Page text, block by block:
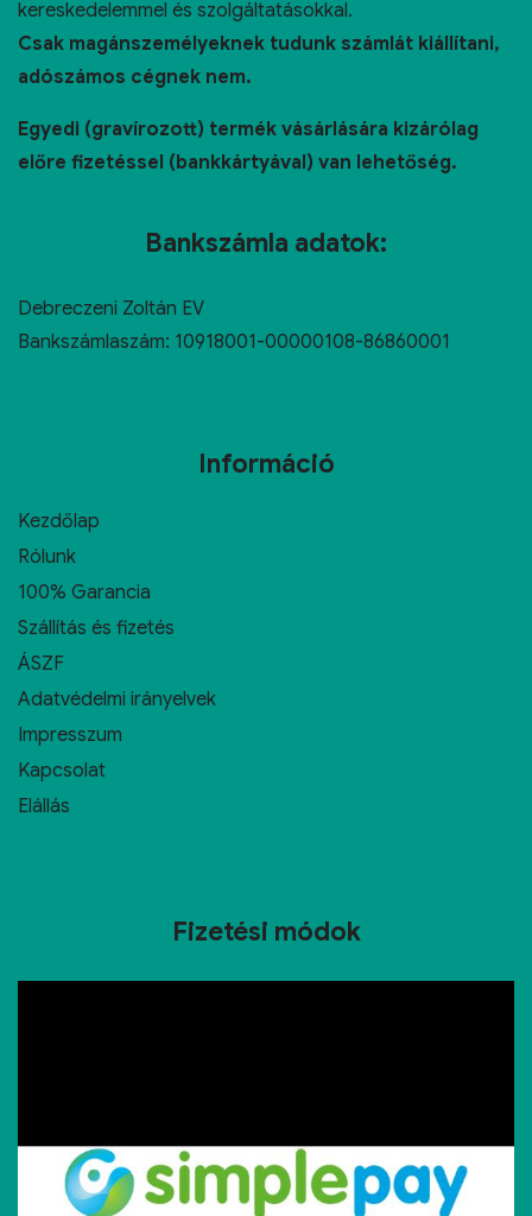
kereskedelemmel és szolgáltatásokkal.
Csak magánszemélyeknek tudunk számlát kiállítani,
adószámos cégnek nem.
Egyedi (gravírozott) termék vásárlására kizárólag
előre fizetéssel (bankkártyával) van lehetőség.
Bankszámla adatok:
Debreczeni Zoltán EV
Bankszámlaszám: 10918001-00000108-86860001
Információ
Kezdőlap
Rólunk
100% Garancia
Szállítás és fizetés
ÁSZF
Adatvédelmi irányelvek
Impresszum
Kapcsolat
Elállás
Fizetési módok